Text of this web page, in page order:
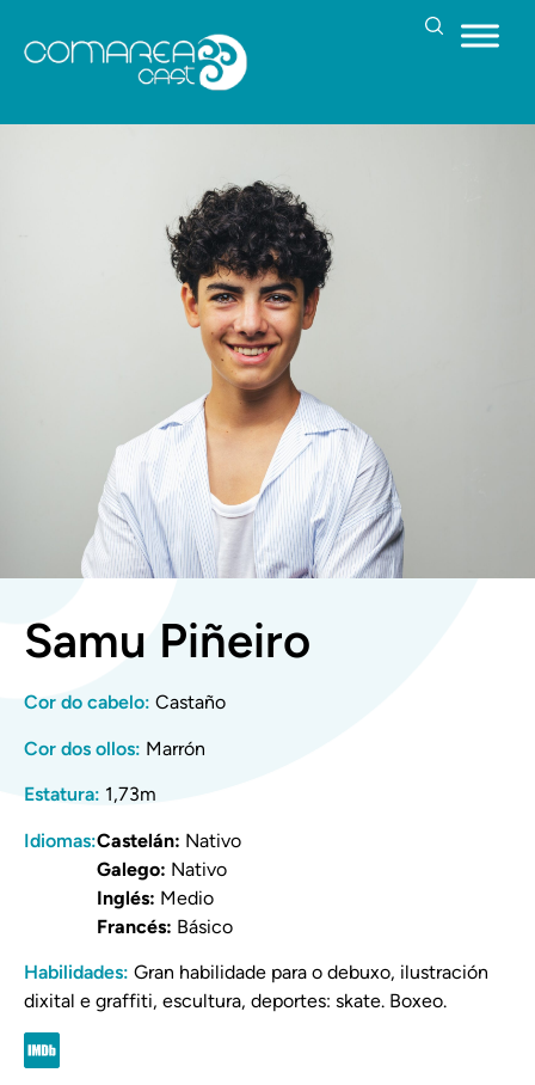
Samu Piñeiro
Cor do cabelo: Castaño
Cor dos ollos: Marrón
Estatura: 1,73m
Idiomas:Castelán: Nativo
Galego: Nativo
Inglés: Medio
Francés: Básico
Habilidades: Gran habilidade para o debuxo, ilustración
dixital e graffiti, escultura, deportes: skate. Boxeo.